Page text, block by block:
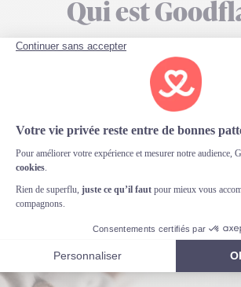
Qui est
Société à mission et fondée par des
d’animaux, Goodflair est au plus près de